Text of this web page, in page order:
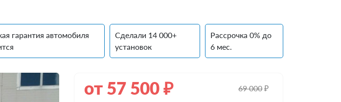
гарантия автомобиля
Сделали 14 000+
установок
Рассрочка 0% до
6 мес.
от 57 500₽ 69 000₽